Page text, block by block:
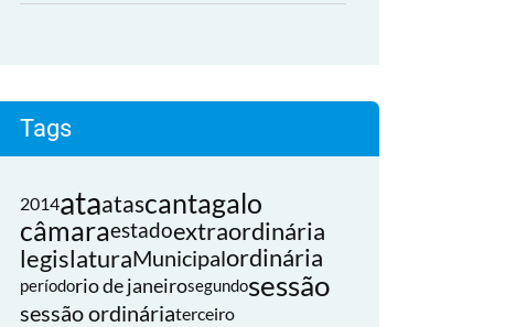
Tags
2014ataatascantagalo
câmaraestadoextraordinária
legislaturaMunicipalordinária
períodorio de janeirosegundosessão
sessão ordináriaterceiro